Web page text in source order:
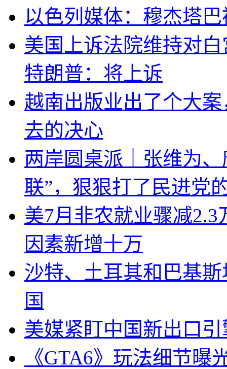
以色列媒体：穆杰塔
美国上诉法院维持对
特朗普：将上诉
越南出版业出了个大
去的决心
两岸圆桌派｜张维为
联”，狠狠打了民进党
美7月非农就业骤减
因素新增十万
沙特、土耳其和巴基
国
美媒紧盯中国新出口
《GTA6》玩法细节